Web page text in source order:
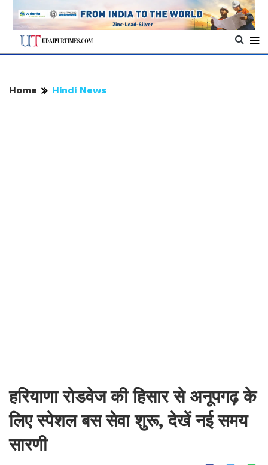
Home Hindi News
हरियाणा रोडवेज की हिसार से अनूपगढ़ के
लिए स्पेशल बस सेवा शुरू, देखें नई समय
सारणी